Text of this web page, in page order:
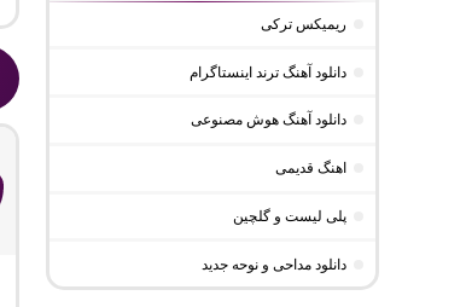
ریمیکس ترکی
دانلود آهنگ ترند اینستاگرام
دانلود آهنگ هوش مصنوعی
اهنگ قدیمی
پلی لیست و گلچین
دانلود مداحی و نوحه جدید